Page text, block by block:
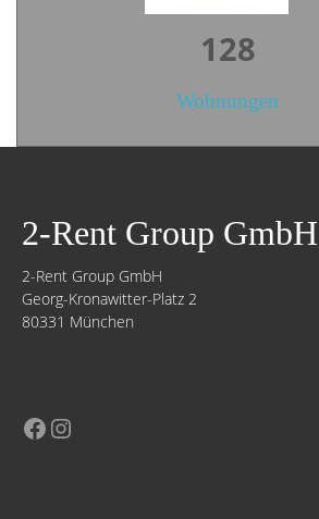
177
Wohnungen
2-Rent Group GmbH
2-Rent Group GmbH
Georg-Kronawitter-Platz 2
80331 München